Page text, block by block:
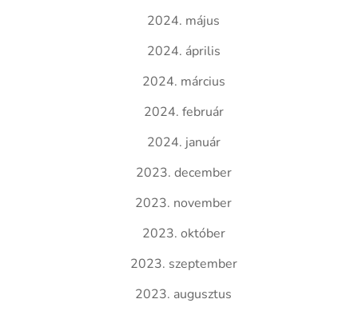
2024. május
2024. április
2024. március
2024. február
2024. január
2023. december
2023. november
2023. október
2023. szeptember
2023. augusztus